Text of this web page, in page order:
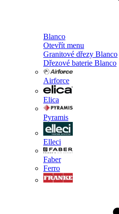
Blanco
Otevřít menu
Granitové dřezy Blanco
Dřezové baterie Blanco
Airforce
Elica
Pyramis
Elleci
Faber
Ferro